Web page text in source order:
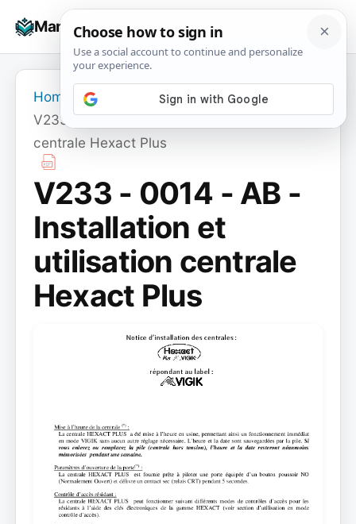
Manuals+
☰
Home
V233 - 0014 - AB - Installation et utilisation
centrale Hexact Plus
V233 - 0014 - AB -
Installation et
utilisation centrale
Hexact Plus